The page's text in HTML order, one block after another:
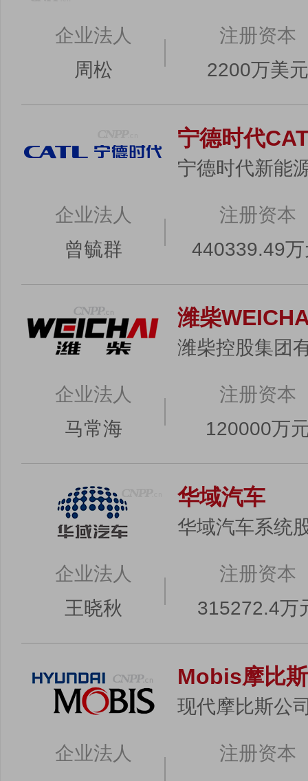
企业法人
周松
注册资本
2200万美元
宁德时代
宁德时代新能
企业法人
曾毓群
注册资本
440339.49
潍柴
潍柴控股集团
企业法人
马常海
注册资本
120000万
华域汽车
华域汽车系统
企业法人
王晓秋
注册资本
315272.4万
Mobis摩比斯
现代摩比斯公
企业法人
注册资本